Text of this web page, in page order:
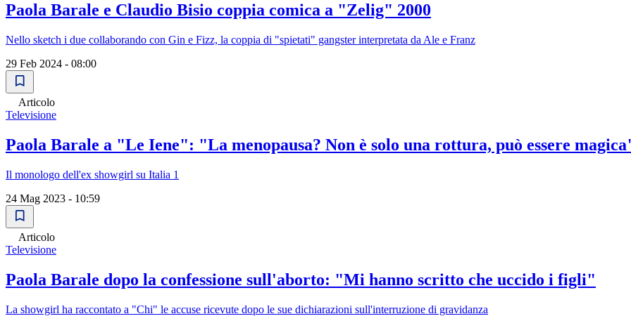
Paola Barale e Claudio Bisio coppia comica a "Zelig" 2000
Nello sketch i due collaborando con Gin e Fizz, la coppia di "spietati" gangster interpretata da Ale e Franz
29 Feb 2024 - 08:00
Articolo
Televisione
Paola Barale a "Le Iene": "La menopausa? Non è solo una rottura, può essere
Il monologo dell'ex showgirl su Italia 1
24 Mag 2023 - 10:59
Articolo
Televisione
Paola Barale dopo la confessione sull'aborto: "Mi hanno scritto che uccido i figli"
La showgirl ha raccontato a "Chi" le accuse ricevute dopo le sue dichiarazioni sull'interruzione di gravidanza